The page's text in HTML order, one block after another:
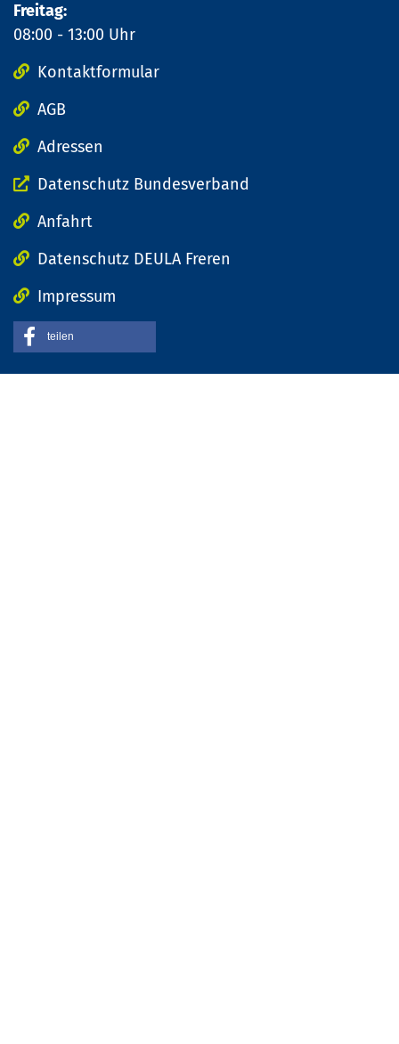
Freitag:
08:00 - 13:00 Uhr
Kontaktformular
AGB
Adressen
Datenschutz Bundesverband
Anfahrt
Datenschutz DEULA Freren
Impressum
teilen